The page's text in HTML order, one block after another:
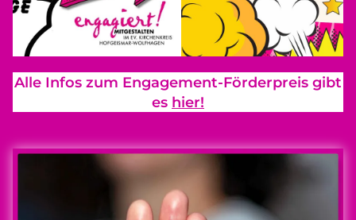
Alle Infos zum Engagement-Förderpreis gibt
es hier!